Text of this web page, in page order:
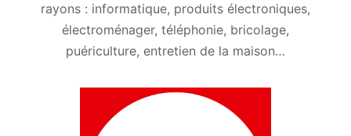
rayons : informatique, produits électroniques,
électroménager, téléphonie, bricolage,
puériculture, entretien de la maison…